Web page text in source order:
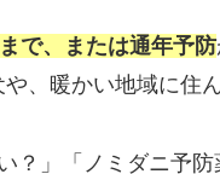
で、または通年予防
、暖かい地域に住
？」「ノミダニ予